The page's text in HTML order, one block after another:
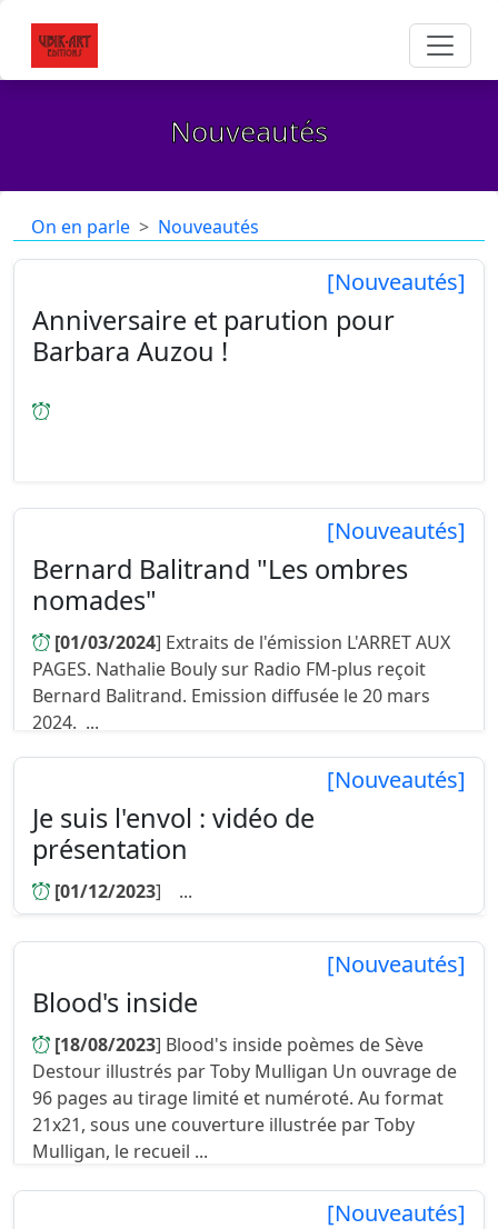
Nouveautés
On en parle Nouveautés
[Nouveautés]
Anniversaire et parution pour
Barbara Auzou !
[Nouveautés]
Bernard Balitrand "Les ombres
nomades"
[01/03/2024] Extraits de l'émission L'ARRET AUX
PAGES. Nathalie Bouly sur Radio FM-plus reçoit
Bernard Balitrand. Emission diffusée le 20 mars
2024. ...
[Nouveautés]
Je suis l'envol : vidéo de
présentation
[01/12/2023] ...
[Nouveautés]
Blood's inside
[18/08/2023] Blood's inside poèmes de Sève
Destour illustrés par Toby Mulligan Un ouvrage de
96 pages au tirage limité et numéroté. Au format
21x21, sous une couverture illustrée par Toby
Mulligan, le recueil ...
[Nouveautés]